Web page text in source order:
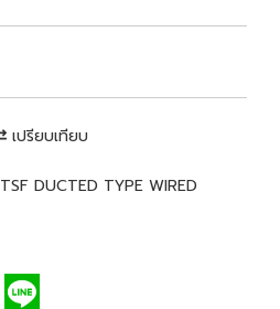
เปรียบเทียบ
TSF DUCTED TYPE WIRED